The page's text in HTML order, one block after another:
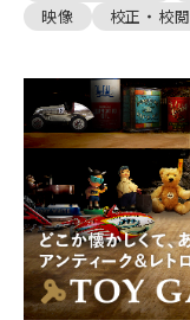
映像
校正・校閲